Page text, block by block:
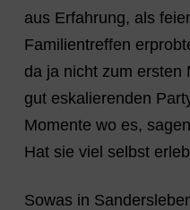
aus Erfahrung, als
Familientreffen
da ja nicht zum ersten
gut eskalierenden
Momente wo es,
Hat sie viel selbst
Sowas in